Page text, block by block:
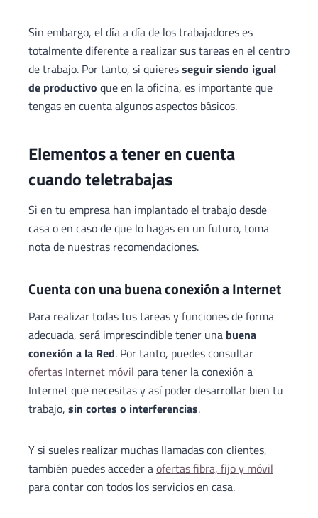
Sin embargo, el día a día de los trabajadores es
totalmente diferente a realizar sus tareas en el centro
de trabajo. Por tanto, si quieresseguir siendo igual
de productivo que en la oficina, es importante que
tengas en cuenta algunos aspectos básicos.
Elementos a tener en cuenta
cuando teletrabajas
Si en tu empresa han implantado el trabajo desde
casa o en caso de que lo hagas en un futuro, toma
nota de nuestras recomendaciones.
Cuenta con una buena conexión a Internet
Para realizar todas tus tareas y funciones de forma
adecuada, será imprescindible tener una buena
conexión a la Red. Por tanto, puedes consultar
ofertas Internet móvil para tener la conexión a
Internet que necesitas y así poder desarrollar bien tu
trabajo, sin cortes o interferencias.
Y si sueles realizar muchas llamadas con clientes,
también puedes acceder aofertas fibra, fijo y móvil
para contar con todos los servicios en casa.